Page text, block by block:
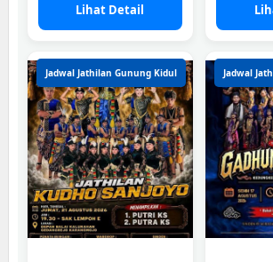
Lihat Detail
Jadwal Jathilan Gunung Kidul Jadwal